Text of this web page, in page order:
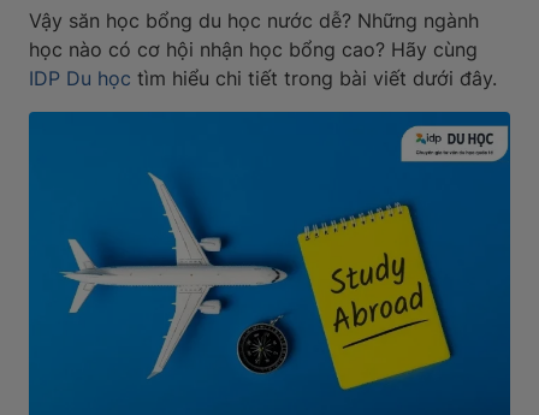
Vậy săn học bổng du học nước dễ? Những ngành
học nào có cơ hội nhận học bổng cao? Hãy cùng
IDP Du học tìm hiểu chi tiết trong bài viết dưới đây.